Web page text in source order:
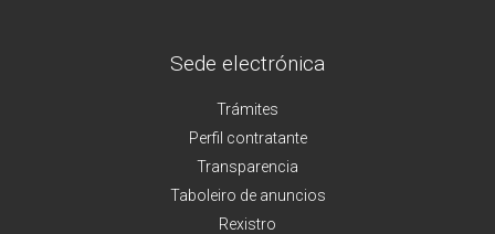
Sede electrónica
Trámites
Perfil contratante
Transparencia
Taboleiro de anuncios
Rexistro